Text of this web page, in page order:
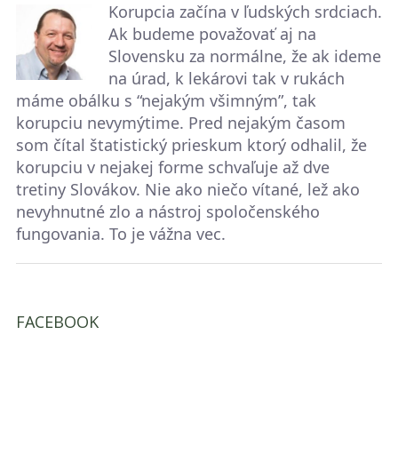
Korupcia začína v ľudských srdciach.
Ak budeme považovať aj na
Slovensku za normálne, že ak ideme
na úrad, k lekárovi tak v rukách
máme obálku s “nejakým všimným”, tak
korupciu nevymýtime. Pred nejakým časom
som čítal štatistický prieskum ktorý odhalil, že
korupciu v nejakej forme schvaľuje až dve
tretiny Slovákov. Nie ako niečo vítané, lež ako
nevyhnutné zlo a nástroj spoločenského
fungovania. To je vážna vec.
FACEBOOK